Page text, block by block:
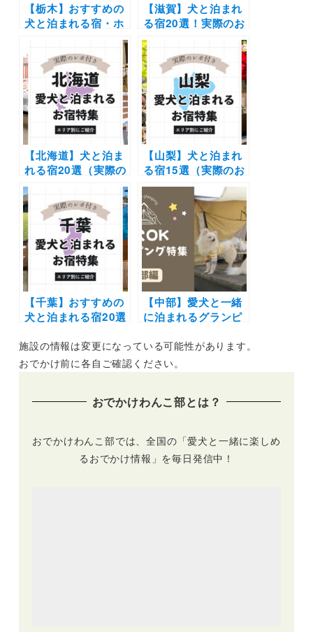
【栃木】おすすめの
犬と泊まれる宿・ホ
人気の那須や日光へ
愛犬と旅しよう♪
【滋賀】犬と泊まれ
る宿20選！実際のお
でかけレポート口コ
ミ付き | 人気の温泉
宿からホテル・コテ
ージを紹介します
【北海道】犬と泊ま
れる宿20選（実際の
おでかけレポあり）|
コテージやリゾート
ホテルなどエリア別
に紹介
【山梨】犬と泊まれ
る宿15選（実際のお
でかけレポあり）コ
テージや温泉などエ
リア別に紹介
【千葉】おすすめの
犬と泊まれる宿20選
ポあり）露天風呂や
プライベートドッグ
【中部】愛犬と一緒
に泊まれるグランピ
雲海の絶景や極上の
バーベキューで愛犬
施設の情報は変更になっている可能性があります。
おでかけ前に各自ご確認ください。
おでかけわんこ部とは？
おでかけわんこ部では、全国の「愛犬と一緒に楽しめ
るおでかけ情報」を毎日発信中！